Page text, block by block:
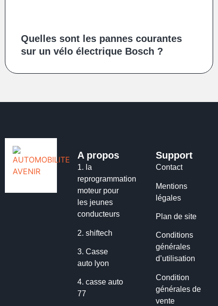
Quelles sont les pannes courantes
sur un vélo électrique Bosch ?
A propos
1. la
reprogrammation
moteur pour
les jeunes
conducteurs
2.shiftech
3.Casse
auto lyon
4.casse auto
77
Support
Contact
Mentions
légales
Plan de site
Conditions
générales
d’utilisation
Condition
générales de
vente